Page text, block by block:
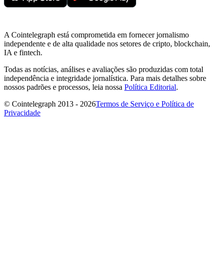
A Cointelegraph está comprometida em fornecer jornalismo
independente e de alta qualidade nos setores de cripto, blockchain,
IA e fintech.
Todas as notícias, análises e avaliações são produzidas com total
independência e integridade jornalística. Para mais detalhes sobre
nossos padrões e processos, leia nossa Política Editorial.
© Cointelegraph 2013 - 2026Termos de Serviço e Política de
Privacidade